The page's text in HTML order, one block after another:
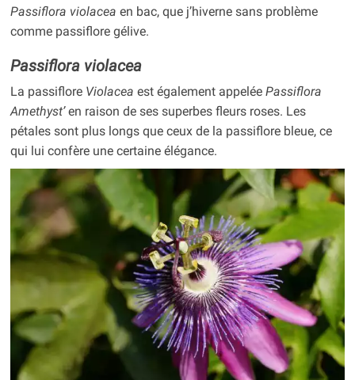
Passiflora violacea en bac, que j’hiverne sans problème
comme passiflore gélive.
Passiflora violacea
La passiflore Violacea est également appelée Passiflora
Amethyst’en raison de ses superbes fleurs roses. Les
pétales sont plus longs que ceux de la passiflore bleue, ce
qui lui confère une certaine élégance.